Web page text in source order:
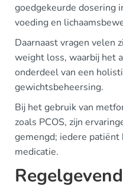
goedgekeurde dosering
voeding en
Daarnaast vragen velen
weight loss, waarbij het
onderdeel van een
gewichtsbeheersing.
Bij het gebruik van
zoals PCOS, zijn
gemengd; iedere patiënt
medicatie.